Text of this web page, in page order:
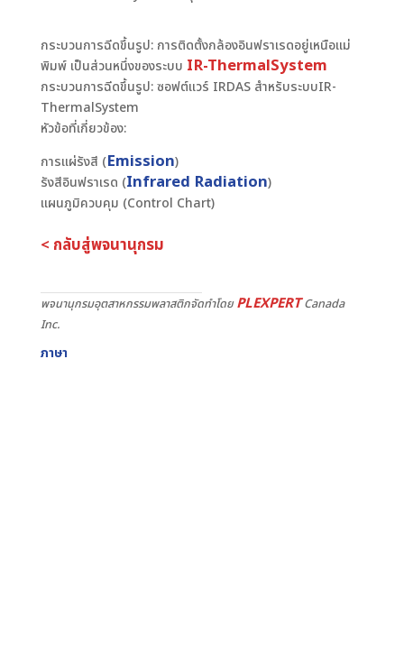
กระบวนการฉีดขึ้นรูป: การติดตั้งกล้องอินฟราเรดอยู่เหนือแม่
พิมพ์ เป็นส่วนหนึ่งของระบบ IR-ThermalSystem
กระบวนการฉีดขึ้นรูป: ซอฟต์แวร์ IRDAS สำหรับระบบIR-
ThermalSystem
หัวข้อที่เกี่ยวข้อง:
การแผ่รังสี (Emission)
รังสีอินฟราเรด (Infrared Radiation)
แผนภูมิควบคุม (Control Chart)
< กลับสู่พจนานุกรม
พจนานุกรมอุตสาหกรรมพลาสติกจัดทำโดยPLEXPERTCanada
Inc.
ภาษา